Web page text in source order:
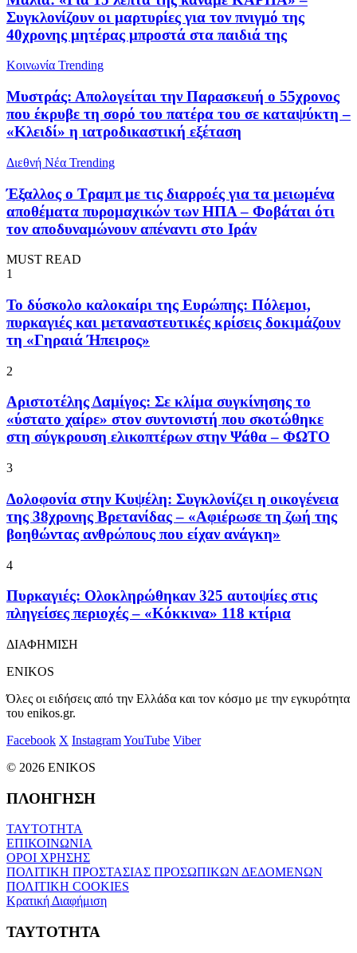
Συγκλονίζουν οι μαρτυρίες για τον πνιγμό της
40χρονης μητέρας μπροστά στα παιδιά της
Κοινωνία Trending
Μυστράς: Απολογείται την Παρασκευή ο 55χρονος
που έκρυβε τη σορό του πατέρα του σε καταψύκτη –
«Κλειδί» η ιατροδικαστική εξέταση
Διεθνή Νέα Trending
Έξαλλος ο Τραμπ με τις διαρροές για τα μειωμένα
αποθέματα πυρομαχικών των ΗΠΑ – Φοβάται ότι
τον αποδυναμώνουν απέναντι στο Ιράν
MUST READ
1
To δύσκολο καλοκαίρι της Ευρώπης: Πόλεμοι,
πυρκαγιές και μεταναστευτικές κρίσεις δοκιμάζουν
τη «Γηραιά Ήπειρος»
2
Αριστοτέλης Δαμίγος: Σε κλίμα συγκίνησης το
«ύστατο χαίρε» στον συντονιστή που σκοτώθηκε
στη σύγκρουση ελικοπτέρων στην Ψάθα – ΦΩΤΟ
3
Δολοφονία στην Κυψέλη: Συγκλονίζει η οικογένεια
της 38χρονης Βρετανίδας – «Αφιέρωσε τη ζωή της
βοηθώντας ανθρώπους που είχαν ανάγκη»
4
Πυρκαγιές: Ολοκληρώθηκαν 325 αυτοψίες στις
πληγείσες περιοχές – «Κόκκινα» 118 κτίρια
ΔΙΑΦΗΜΙΣΗ
ENIKOS
Όλες οι ειδήσεις από την Ελλάδα και τον κόσμο με την εγκυρότητα
του enikos.gr.
Facebook X InstagramYouTube Viber
© 2026 ENIKOS
ΠΛΟΗΓΗΣΗ
ΤΑΥΤΟΤΗΤΑ
ΕΠΙΚΟΙΝΩΝΙΑ
ΟΡΟΙ ΧΡΗΣΗΣ
ΠΟΛΙΤΙΚΗ ΠΡΟΣΤΑΣΙΑΣ ΠΡΟΣΩΠΙΚΩΝ ΔΕΔΟΜΕΝΩΝ
ΠΟΛΙΤΙΚΗ COOKIES
Κρατική Διαφήμιση
ΤΑΥΤΟΤΗΤΑ